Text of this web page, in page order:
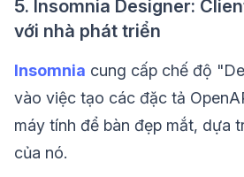
5. Insomnia Designer:
với nhà phát triển
Insomnia cung cấp chế độ
vào việc tạo các đặc tả
máy tính để bàn đẹp mắt, dựa
của nó.